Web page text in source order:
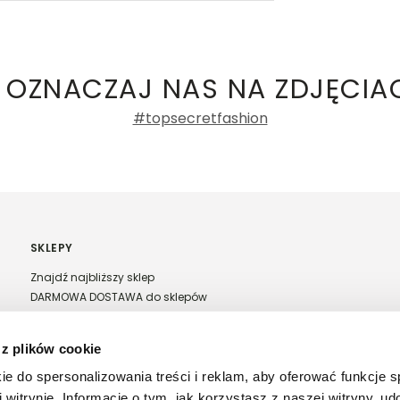
plików cookie
do spersonalizowania treści i reklam, aby oferować funkcje
NAS NA
#topsecretfashion
SKLEPY
Znajdź najbliższy sklep
DARMOWA DOSTAWA do sklepów